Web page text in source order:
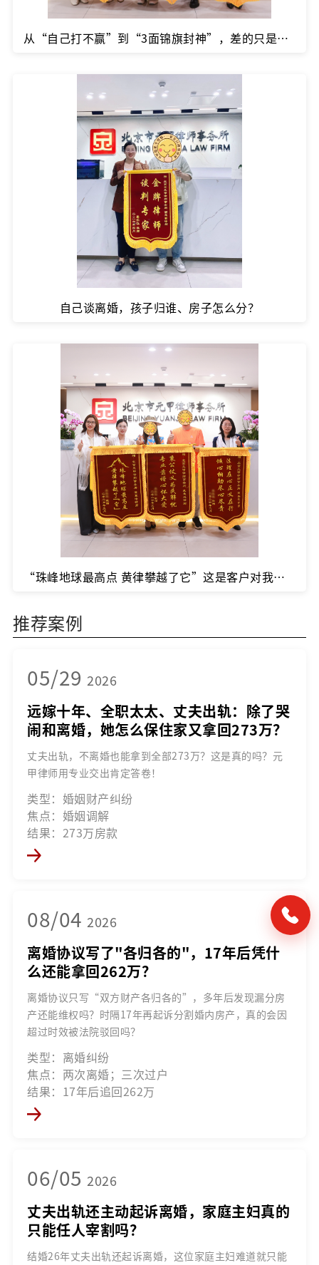
从“自己打不赢”到“3面锦旗封神”，差的只是一次正确的托付
自己谈离婚，孩子归谁、房子怎么分？
“珠峰地球最高点 黄律攀越了它”这是客户对我们专业能力与攻坚精神的最高礼赞！
推荐案例
05/29 2026
远嫁十年、全职太太、丈夫出轨：除了哭
闹和离婚，她怎么保住家又拿回273万？
丈夫出轨，不离婚也能拿到全部273万？这是真的吗？元
甲律师用专业交出肯定答卷！
类型：婚姻财产纠纷
焦点：婚姻调解
结果：273万房款
08/04 2026
离婚协议写了"各归各的"，17年后凭什
么还能拿回262万？
离婚协议只写“双方财产各归各的”，多年后发现漏分房
产还能维权吗？时隔17年再起诉分割婚内房产，真的会因
超过时效被法院驳回吗？
类型：离婚纠纷
焦点：两次离婚；三次过户
结果：17年后追回262万
06/05 2026
丈夫出轨还主动起诉离婚，家庭主妇真的
只能任人宰割吗？
结婚26年丈夫出轨还起诉离婚，这位家庭主妇难道就只能